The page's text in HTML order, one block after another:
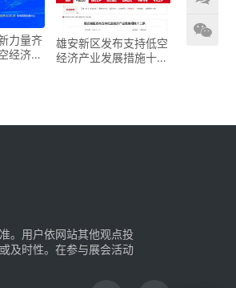
力量齐
经济进
雄安新区发布支持低空
经济产业发展措施十二
。用户依网站其他观点投
及时性。在参与展会活动